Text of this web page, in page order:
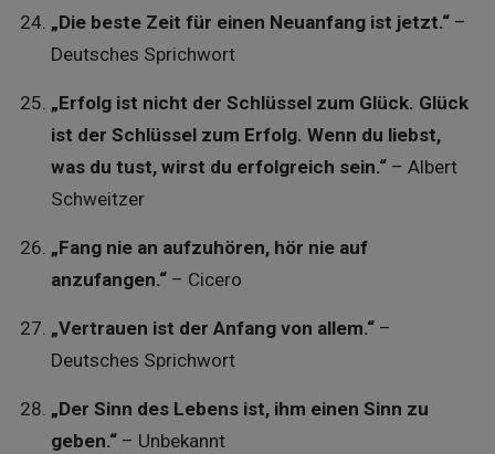
„Die beste Zeit für einen Neuanfang ist jetzt.“–
Deutsches Sprichwort
„Erfolg ist nicht der Schlüssel zum Glück. Glück
ist der Schlüssel zum Erfolg. Wenn du liebst,
was du tust, wirst du erfolgreich sein.“– Albert
Schweitzer
„Fang nie an aufzuhören, hör nie auf
anzufangen.“– Cicero
„Vertrauen ist der Anfang von allem.“–
Deutsches Sprichwort
„Der Sinn des Lebens ist, ihm einen Sinn zu
geben.“– Unbekannt